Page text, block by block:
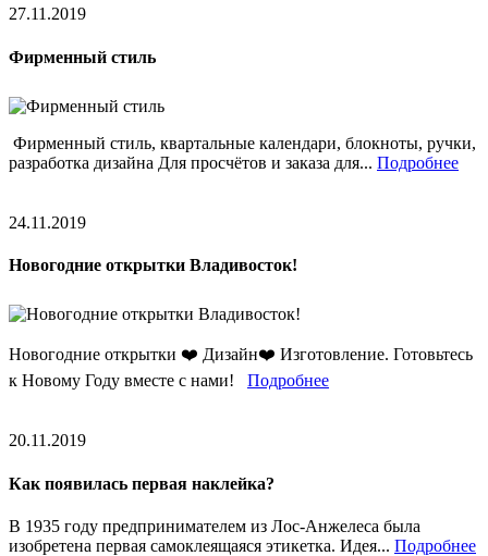
27.11.2019
Фирменный стиль
Фирменный стиль, квартальные календари, блокноты, ручки,
разработка дизайна Для просчётов и заказа для... Подробнее
24.11.2019
Новогодние открытки Владивосток!
Новогодние открытки ❤️ Дизайн❤️ Изготовление. Готовьтесь
к Новому Году вместе с нами! Подробнее
20.11.2019
Как появилась первая наклейка?
В 1935 году предпринимателем из Лос-Анжелеса была
изобретена первая самоклеящаяся этикетка. Идея... Подробнее